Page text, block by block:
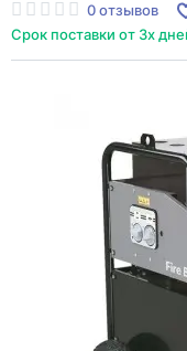
0 отзывов
Срок поставки от 3х